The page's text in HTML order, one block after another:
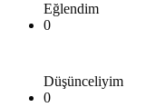
Eğlendim
0
Düşünceliyim
0